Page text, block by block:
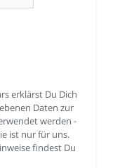
erklärst Du Dich
Daten zur
werden -
ist nur für uns.
findest Du